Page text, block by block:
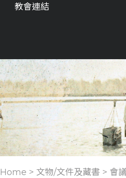
教會連結
Home > 文物/文件及藏書 > 會